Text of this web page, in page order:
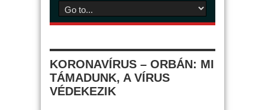
KORONAVÍRUS – ORBÁN: MI
TÁMADUNK, A VÍRUS
VÉDEKEZIK